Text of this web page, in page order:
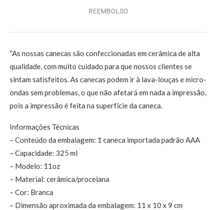
REEMBOLSO
“As nossas canecas são confeccionadas em cerâmica de alta
qualidade, com muito cuidado para que nossos clientes se
sintam satisfeitos. As canecas podem ir à lava-louças e micro-
ondas sem problemas, o que não afetará em nada a impressão,
pois a impressão é feita na superfície da caneca.
Informações Técnicas
– Conteúdo da embalagem: 1 caneca importada padrão AAA
– Capacidade: 325 ml
– Modelo: 11oz
– Material: cerâmica/procelana
– Cor: Branca
– Dimensão aproximada da embalagem: 11 x 10 x 9 cm